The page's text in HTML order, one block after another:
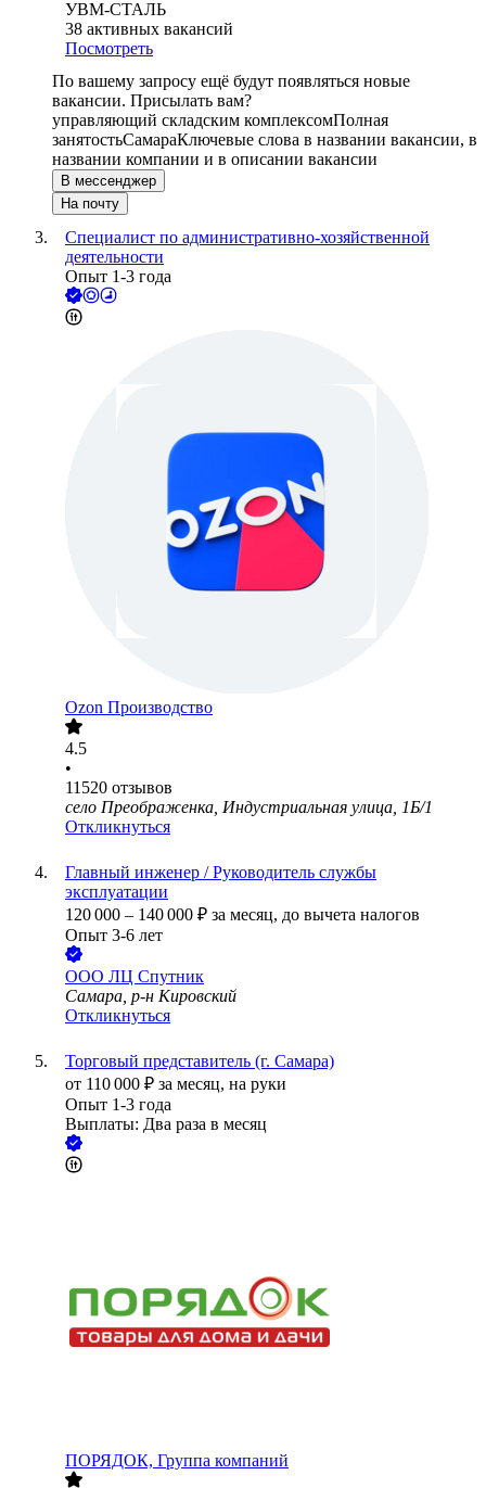
УВМ-СТАЛЬ
38 активных вакансий
Посмотреть
По вашему запросу ещё будут появляться новые
вакансии. Присылать вам?
управляющий складским комплексомПолная
занятостьСамараКлючевые слова в названии вакансии, в
названии компании и в описании вакансии
В мессенджер
На почту
Специалист по административно-хозяйственной
деятельности
Опыт 1-3 года
Ozon Производство
4.5
•
11520 отзывов
село Преображенка, Индустриальная улица, 1Б/1
Откликнуться
Главный инженер / Руководитель службы
эксплуатации
120 000 – 140 000 ₽ за месяц, до вычета налогов
Опыт 3-6 лет
ООО ЛЦ Спутник
Самара, р-н Кировский
Откликнуться
Торговый представитель (г. Самара)
от 110 000 ₽ за месяц, на руки
Опыт 1-3 года
Выплаты: Два раза в месяц
ПОРЯДОК, Группа компаний